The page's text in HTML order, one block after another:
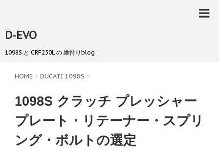
D-EVO
1098S と CRF250L の 維持りblog
HOME > DUCATI 1098S >
1098S クラッチ プレッシャー
プレート・リテーナー・スプリ
ング・ボルトの選定